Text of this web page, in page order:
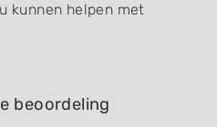
kunnen helpen met
beoordeling